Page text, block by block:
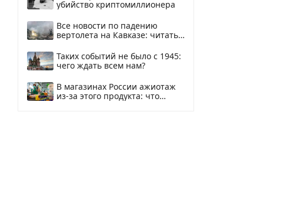
убийство криптомиллионера
Все новости по падению
вертолета на Кавказе: читать
Таких событий не было с 1945:
чего ждать всем нам?
В магазинах России ажиотаж
из-за этого продукта: что